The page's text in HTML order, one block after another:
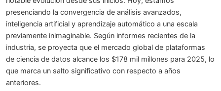
presenciando la convergencia de análisis avanzados,
inteligencia artificial y aprendizaje automático a una escala
previamente inimaginable. Según informes recientes de la
industria, se proyecta que el mercado global de plataformas
de ciencia de datos alcance los $178 mil millones para 2025, lo
que marca un salto significativo con respecto a años
anteriores.